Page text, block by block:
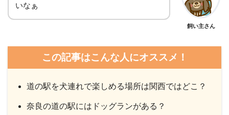
いなぁ
飼い主さん
この記事はこんな人にオススメ！
道の駅を犬連れで楽しめる場所は関西ではどこ？
奈良の道の駅にはドッグランがある？